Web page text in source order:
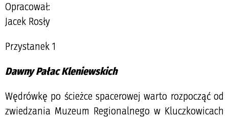
Opracował:
Jacek Rosły
Przystanek 1
Dawny Pałac Kleniewskich
Wędrówkę po ścieżce spacerowej warto rozpocząć od
zwiedzania Muzeum Regionalnego w Kluczkowicach